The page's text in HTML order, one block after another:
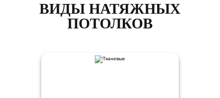
ВИДЫ НАТЯЖНЫХ
ПОТОЛКОВ